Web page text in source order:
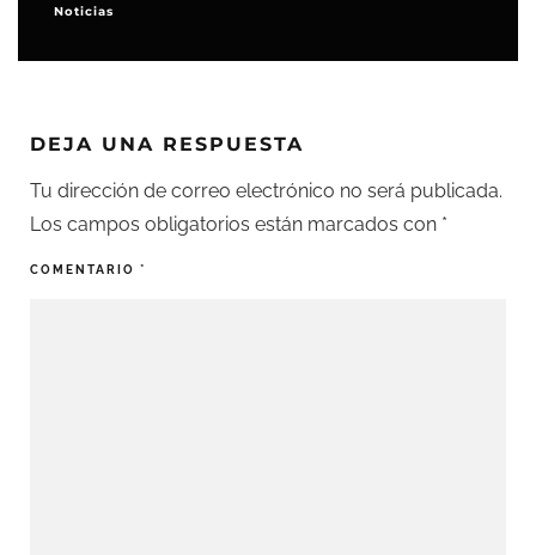
Noticias
DEJA UNA RESPUESTA
Tu dirección de correo electrónico no será publicada.
Los campos obligatorios están marcados con *
COMENTARIO *